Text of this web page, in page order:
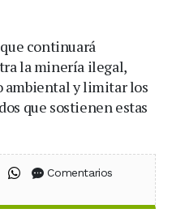
continuará
la minería ilegal,
ambiental y limitar los
que sostienen estas
en Facebook
en X (Twitter)
Compartir en WhatsApp
Comentarios